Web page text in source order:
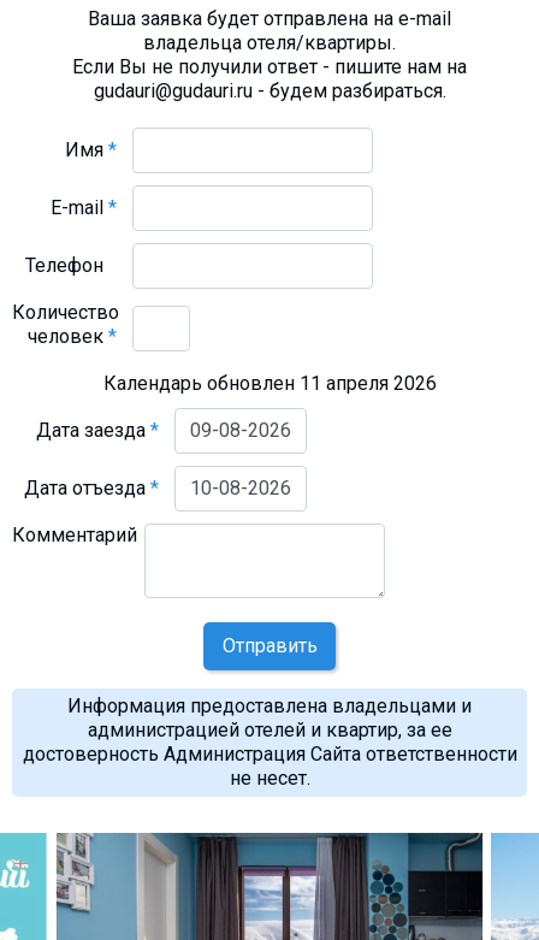
Ваша заявка будет отправлена на e-mail
владельца отеля/квартиры.
Если Вы не получили ответ - пишите нам на
gudauri@gudauri.ru - будем разбираться.
Имя*
E-mail*
Телефон
Количество
человек*
Календарь обновлен 11 апреля 2026
Дата заезда*
Дата отъезда*
Комментарий
Отправить
Информация предоставлена владельцами и
администрацией отелей и квартир, за ее
достоверность Администрация Сайта ответственности
не несет.